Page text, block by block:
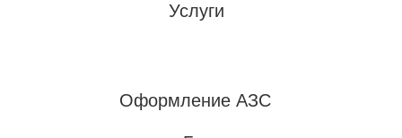
Услуги
Оформление АЗС